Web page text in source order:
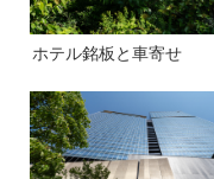
ホテル銘板と車寄せ